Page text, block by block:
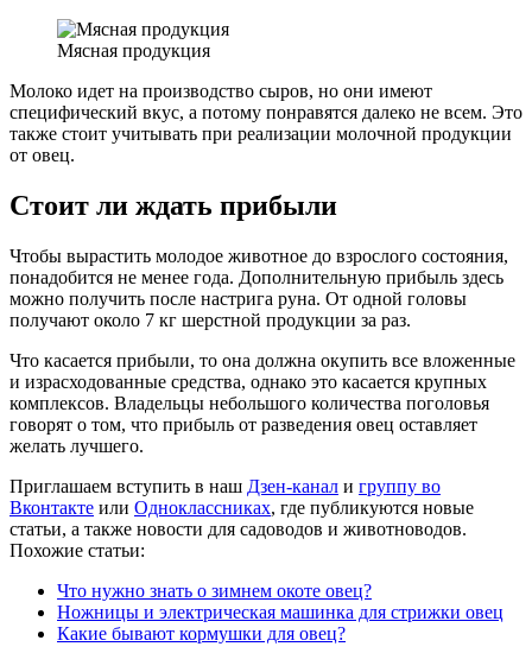
Мясная продукция
Молоко идет на производство сыров, но они имеют
специфический вкус, а потому понравятся далеко не всем. Это
также стоит учитывать при реализации молочной продукции
от овец.
Стоит ли ждать прибыли
Чтобы вырастить молодое животное до взрослого состояния,
понадобится не менее года. Дополнительную прибыль здесь
можно получить после настрига руна. От одной головы
получают около 7 кг шерстной продукции за раз.
Что касается прибыли, то она должна окупить все вложенные
и израсходованные средства, однако это касается крупных
комплексов. Владельцы небольшого количества поголовья
говорят о том, что прибыль от разведения овец оставляет
желать лучшего.
Приглашаем вступить в наш Дзен-канал и группу во
Вконтакте или Одноклассниках, где публикуются новые
статьи, а также новости для садоводов и животноводов.
Похожие статьи:
Что нужно знать о зимнем окоте овец?
Ножницы и электрическая машинка для стрижки овец
Какие бывают кормушки для овец?